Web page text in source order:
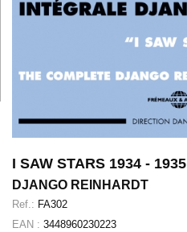
I SAW STARS 1934 - 1935
DJANGO REINHARDT
Ref.: FA302
EAN : 3448960230223